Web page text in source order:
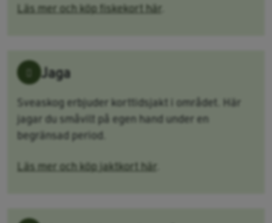
Läs mer och köp fiskekort här
Jaga
Sveaskog erbjuder korttidsjakt i området. Här
jagar du småvilt på egen hand under en
begränsad period.
Läs mer och köp jaktkort här